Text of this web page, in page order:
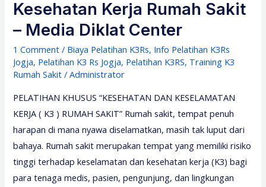
Kesehatan Kerja Rumah Sakit
– Media Diklat Center
1 Comment / Biaya Pelatihan K3Rs, Info Pelatihan K3Rs
Jogja, Pelatihan K3 Rs Jogja, Pelatihan K3RS, Training K3
Rumah Sakit /Administrator
PELATIHAN KHUSUS “KESEHATAN DAN KESELAMATAN
KERJA ( K3 ) RUMAH SAKIT” Rumah sakit, tempat penuh
harapan di mana nyawa diselamatkan, masih tak luput dari
bahaya. Rumah sakit merupakan tempat yang memiliki risiko
tinggi terhadap keselamatan dan kesehatan kerja (K3) bagi
para tenaga medis, pasien, pengunjung, dan lingkungan